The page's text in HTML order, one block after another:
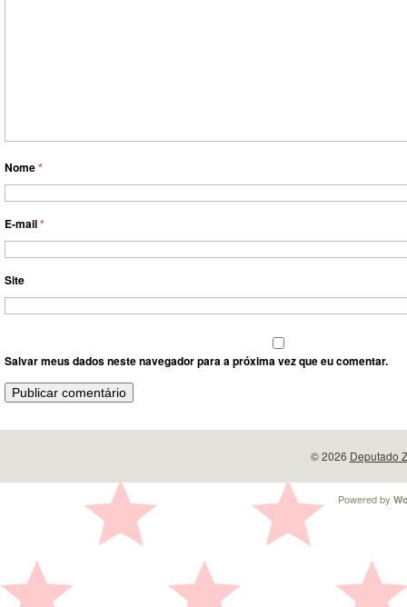
Nome*
E-mail*
Site
Salvar meus dados neste navegador para a próxima vez que eu comentar.
© 2026 Deputado
Powered by